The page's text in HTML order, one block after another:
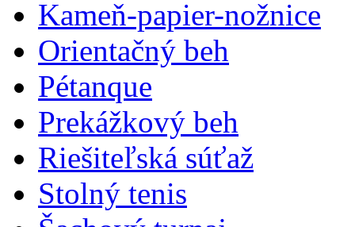
Kameň-papier-nožnice
Orientačný beh
Pétanque
Prekážkový beh
Riešiteľská súťaž
Stolný tenis